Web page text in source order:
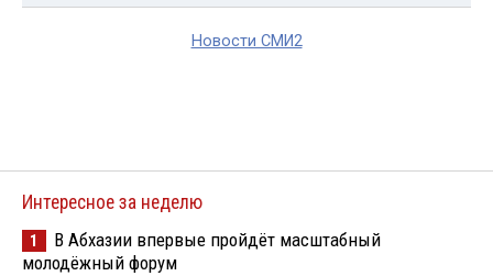
Новости СМИ2
Интересное за неделю
1
В Абхазии впервые пройдёт масштабный
молодёжный форум